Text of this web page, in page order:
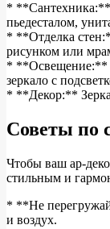
* **Сантехника:**
пьедесталом,
* **Отделка
рисунком или
* **Освещение:**
зеркало с
* **Декор:**
Советы по
Чтобы ваш ар-
стильным и
* **Не
и воздух.